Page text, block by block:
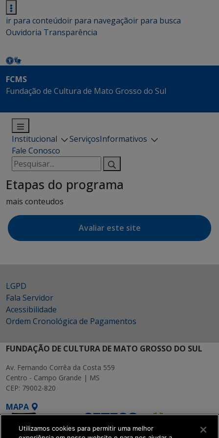
ir para conteúdoir para navegaçãoir para busca
Ouvidoria Transparência
FCMS
Fundação de Cultura de Mato Grosso do Sul
Institucional ServiçosInformativos
Fale Conosco
Pesquisar
por:
Etapas do programa
mais conteudos
Avaliar este site
LGPD
Fala Servidor
Acessibilidade
Ordem Cronológica de Pagamentos
FUNDAÇÃO DE CULTURA DE MATO GROSSO DO SUL
Av. Fernando Corrêa da Costa 559
Centro - Campo Grande | MS
CEP: 79002-820
MAPA
Utilizamos cookies para permitir uma melhor